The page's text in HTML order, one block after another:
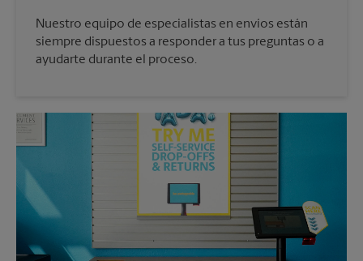
Nuestro equipo de especialistas en envíos están
siempre dispuestos a responder a tus preguntas o a
ayudarte durante el proceso.